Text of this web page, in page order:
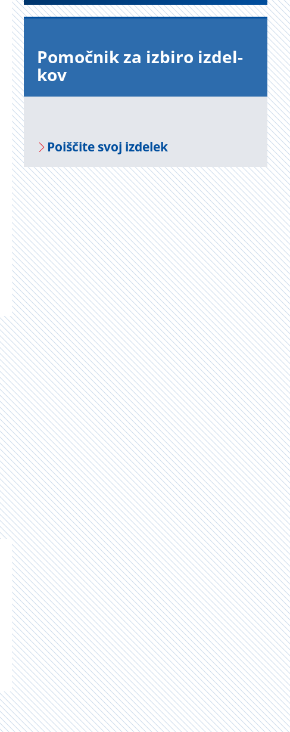
Po­moč­nik za iz­bi­ro iz­del­
kov
Po­i­šči­te svoj iz­de­lek